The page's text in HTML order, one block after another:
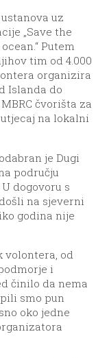
uz
„Save the
Putem
tim od 4.000
organizira
Islanda do
čvorišta za
na lokalni
je Dugi
području
dogovoru s
na sjeverni
godina nije
od
i
činilo da nema
smo pun
oko jedne